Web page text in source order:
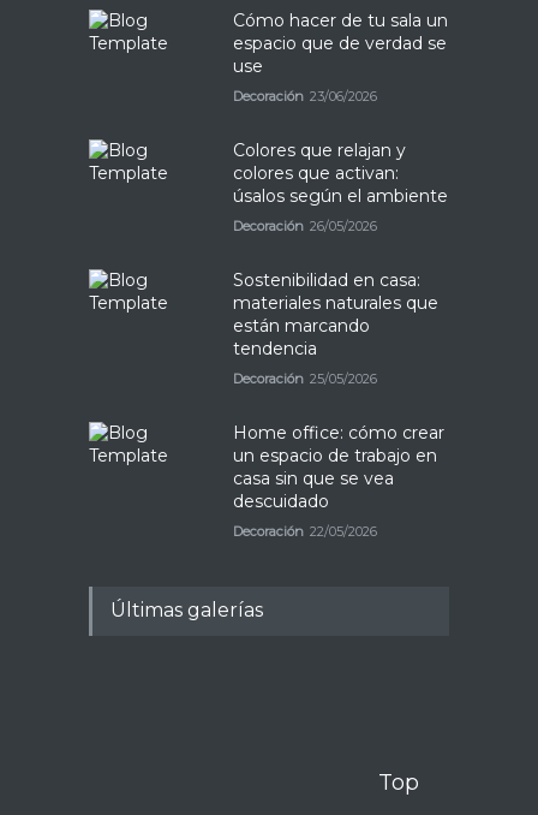
Cómo hacer de tu sala un
espacio que de verdad se
use
Decoración 23/06/2026
Colores que relajan y
colores que activan:
úsalos según el ambiente
Decoración 26/05/2026
Sostenibilidad en casa:
materiales naturales que
están marcando
tendencia
Decoración 25/05/2026
Home office: cómo crear
un espacio de trabajo en
casa sin que se vea
descuidado
Decoración 22/05/2026
Últimas galerías
Top